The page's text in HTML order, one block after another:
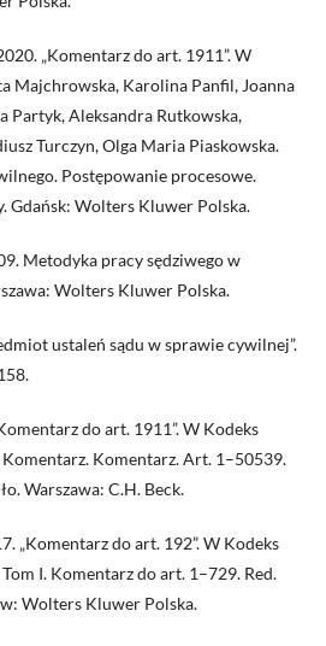
„Komentarz do art. 1911”. W
Majchrowska, Karolina Panfil, Joanna
Partyk, Aleksandra Rutkowska,
Turczyn, Olga Maria Piaskowska.
Postępowanie procesowe.
Gdańsk: Wolters Kluwer Polska.
Metodyka pracy sędziwego w
Wolters Kluwer Polska.
ustaleń sądu w sprawie cywilnej”.
do art. 1911”. W Kodeks
Komentarz. Art. 1–50539.
Warszawa: C.H. Beck.
„Komentarz do art. 192”. W Kodeks
I. Komentarz do art. 1–729. Red.
Wolters Kluwer Polska.